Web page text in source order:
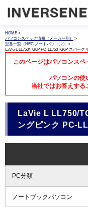
HOME >
パソコンスペック情報（メーカー別）
>
型番一覧（NEC ノートパソコン）
>
LaVie L LL750/TG6P PC-LL750TG6P スパーク
このページはパソコンス
パソコンの使
当社ではお答えする
LaVie L LL750/
ングピンク PC-
PC分類
ノートブックパソコン